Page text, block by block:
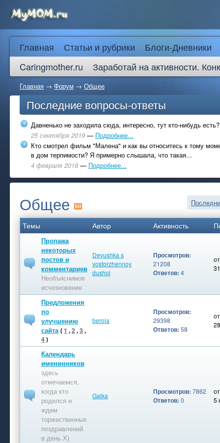
Главная Статьи и рубрики
Блоги-Дневники
Caringmother.ru
Заработай на активности.
Главная → Форум → Общее
Последние вопросы-ответы
Давненько не заходила сюда, интересно, тут кто-нибудь есть?
25 сентября 2019 — Подробнее...
Кто смотрел фильм "Малена" и как вы относитесь к тому
в дом терпимости? Я примерно слышала, что такая...
4 февраля 2018 — Подробнее...
Общее
Темы Автор Активность
Пропажа
некоторых
постов и
комментариев
Необъяснимое
исчезновение
Devushka s
vostorzhennoy
dushoi
Просмотров:
21208
Ответов: 4
Предложения
по
улучшению
сайта (1 ,2 ,3 ,
4)
berola
Просмотров:
29398
Ответов: 58
Календарь
именинников
здесь
отмечаемся,
когда кто
родился и
ждем
торжественных
поздравлений
в день Х)
Galka Просмотров: 7862
Ответов: 0
5